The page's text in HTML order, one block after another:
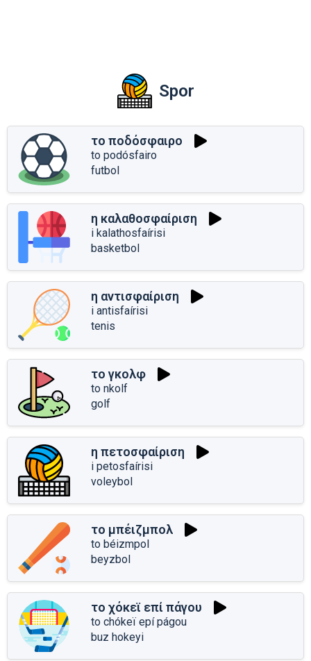
Spor
το ποδόσφαιρο
to podósfairo
futbol
η καλαθοσφαίριση
i kalathosfaírisi
basketbol
η αντισφαίριση
i antisfaírisi
tenis
το γκολφ
to nkolf
golf
η πετοσφαίριση
i petosfaírisi
voleybol
το μπέιζμπολ
to béizmpol
beyzbol
το χόκεϊ επί πάγου
to chókeï epí págou
buz hokeyi